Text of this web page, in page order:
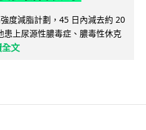
度減脂計劃，45 日內減去約 20
患上尿源性膿毒症、膿毒性休克
全文